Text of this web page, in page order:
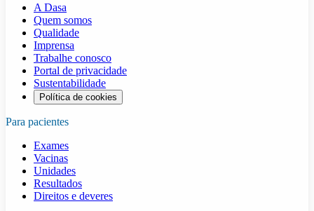
A Dasa
Quem somos
Qualidade
Imprensa
Trabalhe conosco
Portal de privacidade
Sustentabilidade
Política de cookies
Para pacientes
Exames
Vacinas
Unidades
Resultados
Direitos e deveres